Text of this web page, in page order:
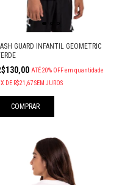
GUARD INFANTIL GEOMETRIC
ATÉ 20% OFF em quantidade
X DE R$21,67 SEM JUROS
COMPRAR